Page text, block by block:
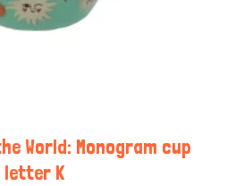
World: Monogram cup
letter K